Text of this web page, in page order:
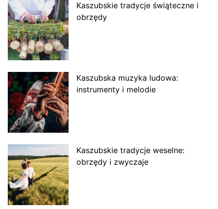
Kaszubskie tradycje świąteczne i
obrzędy
Kaszubska muzyka ludowa:
instrumenty i melodie
Kaszubskie tradycje weselne:
obrzędy i zwyczaje